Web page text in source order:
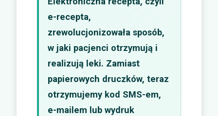
e-recepta,
zrewolucjonizowała sposób,
w jaki pacjenci otrzymują i
realizują leki. Zamiast
papierowych druczków, teraz
otrzymujemy kod SMS-em,
e-mailem lub wydruk